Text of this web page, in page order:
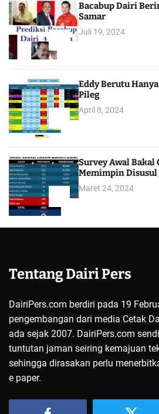
Bacabup Dairi
Samar
Juli 19, 2024
Eddy Berutu
Pileg
April 8, 2024
Survey Awal Bakal
Memimpin Disusul
Maret 24, 2024
Tentang Dairi Pers
DairiPers.com berdiri pada 19
pengembangan dari media Cetak
ada sejak 2007. DairiPers.com
tuntutan jaman seiring kemajuan
sehingga dirasakan perlu
e paper.